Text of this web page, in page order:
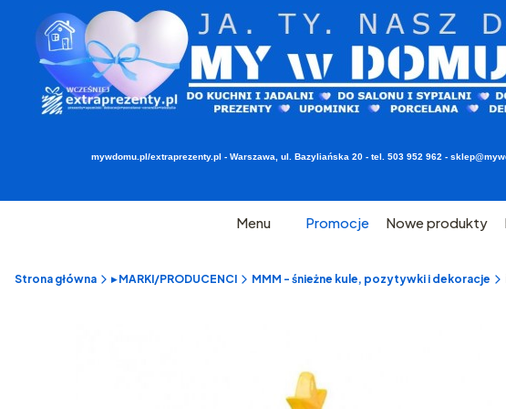
mywdomu.pl/extraprezenty.pl - Warszawa, ul. Bazyliańska 20 - tel. 503 952 962 -
Menu Promocje Nowe produkty
Strona główna ▸ MARKI/PRODUCENCI MMM - śnieżne kule, pozytywki i dekoracje